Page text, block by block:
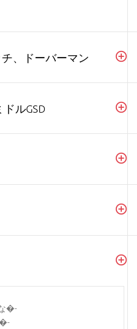
チ、ドーバーマン
ルGSD
�-
�-